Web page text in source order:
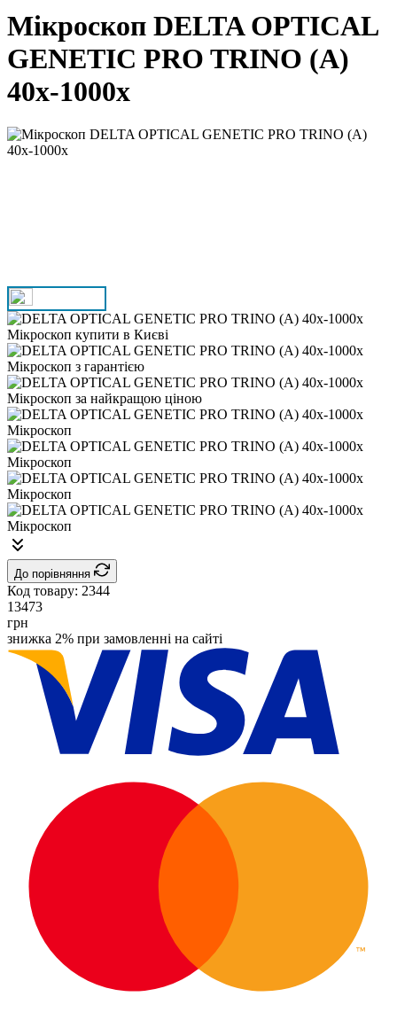
Мікроскоп DELTA OPTICAL
GENETIC PRO TRINO (A)
40x-1000x
До порівняння
Код товару: 2344
13473
грн
знижка 2% при замовленні на сайті